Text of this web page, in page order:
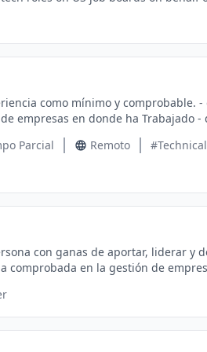
- Track all applications submitted
quota per client -
using spreadsheets to log
en donde ha Trabajado - debe haber
Parcial Remoto
con ganas de aportar, liderar y
comprobada en la gestión de
de transformación digital. Lo que vas a
de la toma de
técnico (desarrolladores,
las tareas: Planificarás,
tiempo y forma. - Optimizar